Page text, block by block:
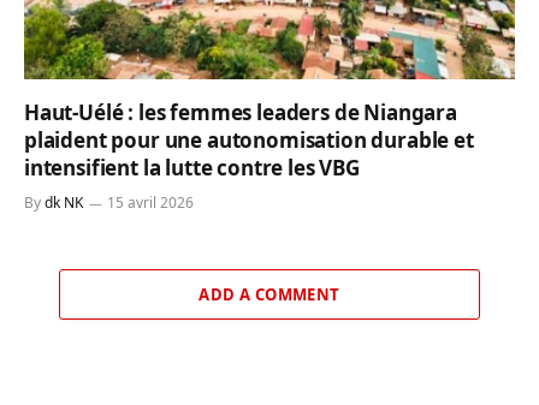
Haut-Uélé : les femmes leaders de Niangara
plaident pour une autonomisation durable et
intensifient la lutte contre les VBG
Bydk NK 15 avril 2026
ADD A COMMENT